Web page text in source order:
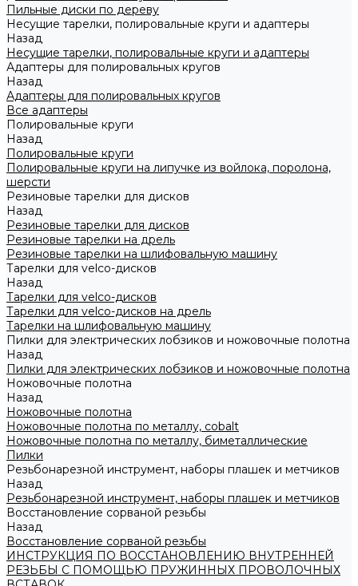
Пильные диски по дереву
Несущие тарелки, полировальные круги и адаптеры
Назад
Несущие тарелки, полировальные круги и адаптеры
Адаптеры для полировальных кругов
Назад
Адаптеры для полировальных кругов
Все адаптеры
Полировальные круги
Назад
Полировальные круги
Полировальные круги на липучке из войлока, поролона,
шерсти
Резиновые тарелки для дисков
Назад
Резиновые тарелки для дисков
Резиновые тарелки на дрель
Резиновые тарелки на шлифовальную машину
Тарелки для velco-дисков
Назад
Тарелки для velco-дисков
Тарелки для velco-дисков на дрель
Тарелки на шлифовальную машину
Пилки для электрических лобзиков и ножовочные полотна
Назад
Пилки для электрических лобзиков и ножовочные полотна
Ножовочные полотна
Назад
Ножовочные полотна
Ножовочные полотна по металлу, cobalt
Ножовочные полотна по металлу, биметаллические
Пилки
Резьбонарезной инструмент, наборы плашек и метчиков
Назад
Резьбонарезной инструмент, наборы плашек и метчиков
Восстановление сорваной резьбы
Назад
Восстановление сорваной резьбы
ИНСТРУКЦИЯ ПО ВОССТАНОВЛЕНИЮ ВНУТРЕННЕЙ
РЕЗЬБЫ С ПОМОЩЬЮ ПРУЖИННЫХ ПРОВОЛОЧНЫХ